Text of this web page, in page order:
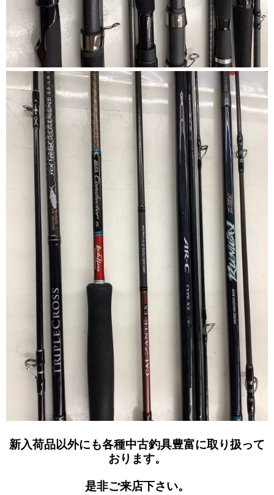
新入荷品以外にも各種中古釣具豊富に取り扱って
おります。
是非ご来店下さい。